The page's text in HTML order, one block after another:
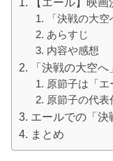
「決戦の大
あらすじ
内容や感想
「決戦の大空
原節子は「エ
原節子の代表
エールでの「決
まとめ